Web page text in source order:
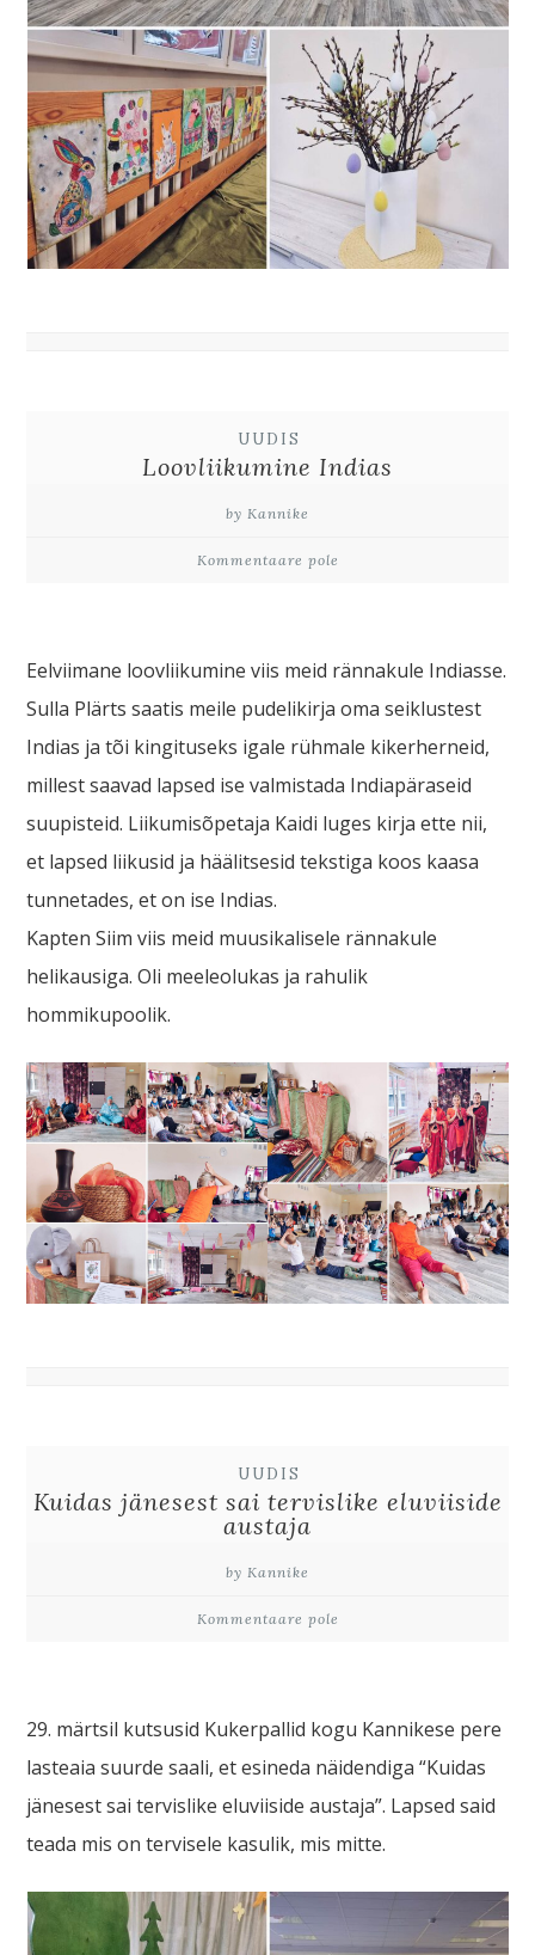
UUDIS
Loovliikumine Indias
by Kannike
Kommentaare pole
Eelviimane loovliikumine viis meid rännakule Indiasse.
Sulla Plärts saatis meile pudelikirja oma seiklustest
Indias ja tõi kingituseks igale rühmale kikerherneid,
millest saavad lapsed ise valmistada Indiapäraseid
suupisteid. Liikumisõpetaja Kaidi luges kirja ette nii,
et lapsed liikusid ja häälitsesid tekstiga koos kaasa
tunnetades, et on ise Indias.
Kapten Siim viis meid muusikalisele rännakule
helikausiga. Oli meeleolukas ja rahulik
hommikupoolik.
UUDIS
Kuidas jänesest sai tervislike eluviiside
austaja
by Kannike
Kommentaare pole
29. märtsil kutsusid Kukerpallid kogu Kannikese pere
lasteaia suurde saali, et esineda näidendiga “Kuidas
jänesest sai tervislike eluviiside austaja”. Lapsed said
teada mis on tervisele kasulik, mis mitte.